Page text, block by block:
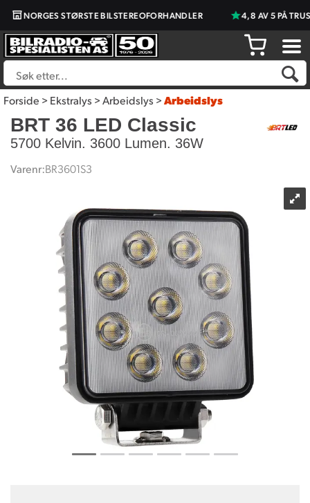
NORGES STØRSTE BILSTEREOFORHANDLER 4,8 AV 5 PÅ
Forside>Ekstralys>Arbeidslys>Arbeidslys
BRT 36 LED Classic
5700 Kelvin. 3600 Lumen. 36W
Varenr:BR3601S3